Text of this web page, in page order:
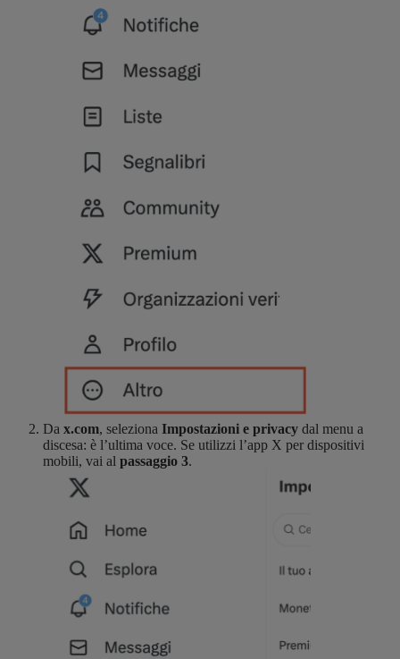
Da x.com, seleziona Impostazioni e privacy dal menu a
discesa: è l’ultima voce. Se utilizzi l’app X per dispositivi
mobili, vai al passaggio 3.